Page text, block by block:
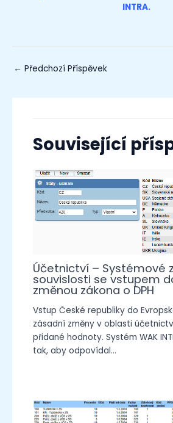
INTRA.
← Předchozí Příspěvek
Související
Účetnictví – Systémové
souvislosti se vstupem
změnou zákona o DPH
Vstup České republiky do
zásadní změny v oblasti
přidané hodnoty. Systém WAK
tak, aby odpovídal…